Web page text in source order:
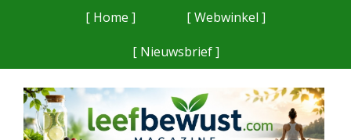
[ Home ]
[ Webwinkel ]
[ Nieuwsbrief ]